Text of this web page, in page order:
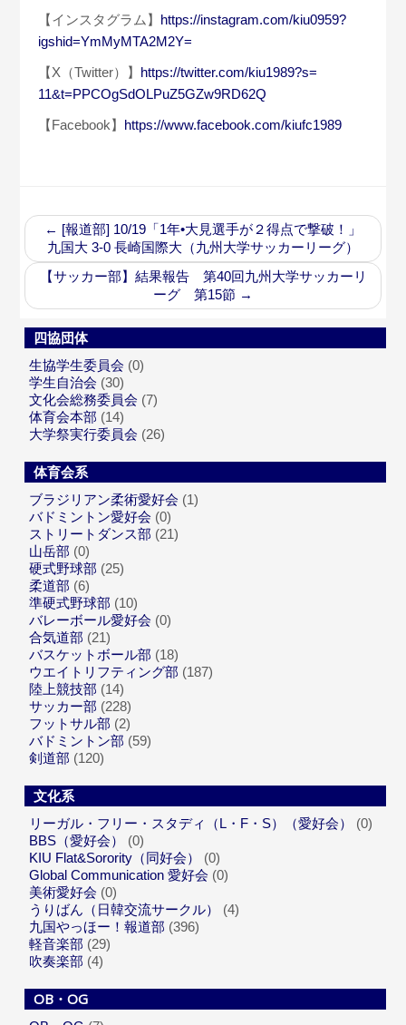
【インスタグラム】 https://instagram.com/kiu0959?
igshid=YmMyMTA2M2Y=
【X（Twitter）】 https://twitter.com/kiu1989?s=
11&t=PPCOgSdOLPuZ5GZw9RD62Q
【Facebook】 https://www.facebook.com/kiufc1989
← [報道部] 10/19「1年•大見選手が２得点で撃破！」
九国大 3-0 長崎国際大（九州大学サッカーリーグ）
【サッカー部】結果報告 第40回九州大学サッカーリ
ーグ 第15節 →
四協団体
生協学生委員会 (0)
学生自治会 (30)
文化会総務委員会 (7)
体育会本部 (14)
大学祭実行委員会 (26)
体育会系
ブラジリアン柔術愛好会 (1)
バドミントン愛好会 (0)
ストリートダンス部 (21)
山岳部 (0)
硬式野球部 (25)
柔道部 (6)
準硬式野球部 (10)
バレーボール愛好会 (0)
合気道部 (21)
バスケットボール部 (18)
ウエイトリフティング部 (187)
陸上競技部 (14)
サッカー部 (228)
フットサル部 (2)
バドミントン部 (59)
剣道部 (120)
文化系
リーガル・フリー・スタディ（L・F・S）（愛好会）
(0)
BBS（愛好会）
(0)
KIU Flat&Sorority（同好会）
(0)
Global Communication 愛好会 (0)
美術愛好会 (0)
うりばん（日韓交流サークル）
(4)
九国やっほー！報道部 (396)
軽音楽部 (29)
吹奏楽部 (4)
OB・OG